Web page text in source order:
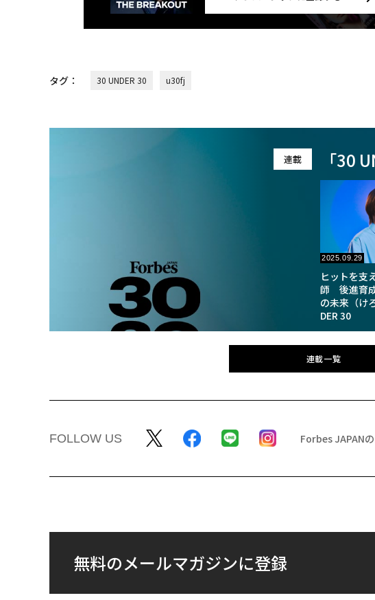
タグ： 30 UNDER 30 u30fj
連載 「30
2025.09.29
ヒットを支
師 後進育
の未来（け
DER 30
連載一覧
FOLLOW US Forbes JAPAN
無料のメールマガジンに登録